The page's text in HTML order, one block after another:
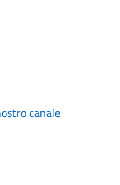
canale